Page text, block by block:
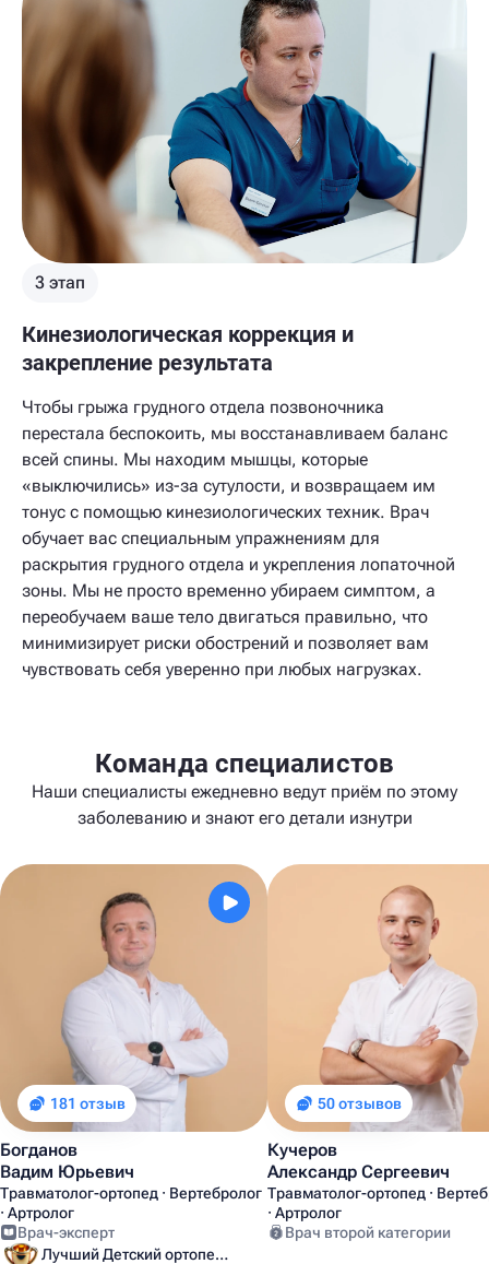
3 этап
Кинезиологическая коррекция и
закрепление результата
Чтобы грыжа грудного отдела позвоночника
перестала беспокоить, мы восстанавливаем баланс
всей спины. Мы находим мышцы, которые
«выключились» из-за сутулости, и возвращаем им
тонус с помощью кинезиологических техник. Врач
обучает вас специальным упражнениям для
раскрытия грудного отдела и укрепления лопаточной
зоны. Мы не просто временно убираем симптом, а
переобучаем ваше тело двигаться правильно, что
минимизирует риски обострений и позволяет вам
чувствовать себя уверенно при любых нагрузках.
Команда специалистов
Наши специалисты ежедневно ведут приём по этому
заболеванию и знают его детали изнутри
181 отзыв
Богданов
Вадим Юрьевич
Травматолог-ортопед · Вертебролог
· Артролог
Врач-эксперт
Лучший Детский ортопед Москвы
50 отзывов
Кучеров
Александр Сергеевич
Травматолог-ортопед ·
· Артролог
Врач второй категории